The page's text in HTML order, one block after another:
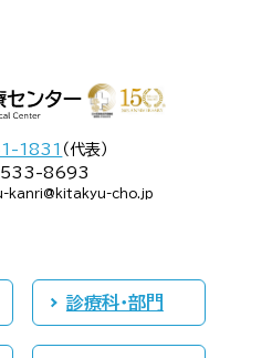
1831 （代表）
8693
kanri@kitakyu-cho.jp
診療科・部門